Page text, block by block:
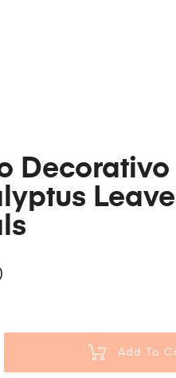
Decorativo
Add To